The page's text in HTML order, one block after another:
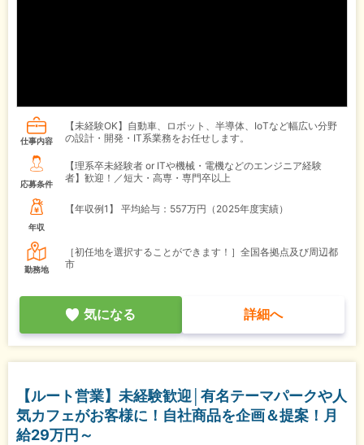
仕事内容
【未経験OK】自動車、ロボット、半導体、IoTなど幅広い分野
の設計・開発・IT系業務をお任せします。
応募条件
【理系卒未経験者 or ITや機械・電機などのエンジニア経験
者】歓迎！／短大・高専・専門卒以上
年収
【年収例1】 平均給与：557万円（2025年度実績）
勤務地
［初任地を選択することができます！］全国各拠点及び周辺都
市
気になる 詳細へ
【ルート営業】未経験歓迎│有名テーマパークや人
気カフェがお客様に！自社商品を企画＆提案！月
給29万円～